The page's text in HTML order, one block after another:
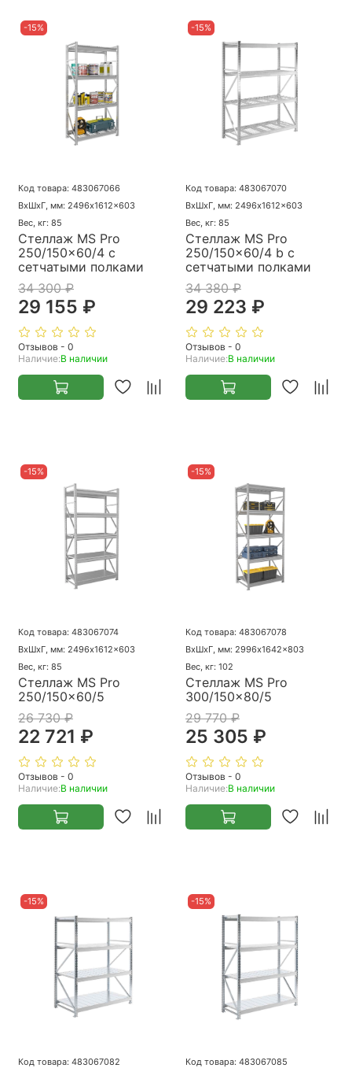
-15%
Код товара: 483067066
ВхШхГ, мм: 2496x1612x603
Вес, кг: 85
Стеллаж MS Pro
250/150x60/4 с
сетчатыми полками
34 300 ₽
29 155 ₽
Отзывов - 0
Наличие:В наличии
-15%
Код товара: 483067070
ВхШхГ, мм: 2496x1612x603
Вес, кг: 85
Стеллаж MS Pro
250/150x60/4 b с
сетчатыми полками
34 380 ₽
29 223 ₽
Отзывов - 0
Наличие:В наличии
-15%
Код товара: 483067074
ВхШхГ, мм: 2496x1612x603
Вес, кг: 85
Стеллаж MS Pro
250/150x60/5
26 730 ₽
22 721 ₽
Отзывов - 0
Наличие:В наличии
-15%
Код товара: 483067078
ВхШхГ, мм: 2996x1642x803
Вес, кг: 102
Стеллаж MS Pro
300/150x80/5
29 770 ₽
25 305 ₽
Отзывов - 0
Наличие:В наличии
-15%
Код товара: 483067082
-15%
Код товара: 483067085